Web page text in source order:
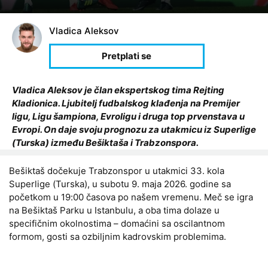
Vladica Aleksov
Vladica Aleksov je član ekspertskog tima Rejting
Kladionica. Ljubitelj fudbalskog klađenja na Premijer
ligu, Ligu šampiona, Evroligu i druga top prvenstava u
Evropi. On daje svoju prognozu za utakmicu iz Superlige
(Turska) između Bešiktaša i Trabzonspora.
Bešiktaš dočekuje Trabzonspor u utakmici 33. kola
Superlige (Turska), u subotu 9. maja 2026. godine sa
početkom u 19:00 časova po našem vremenu. Meč se igra
na Bešiktaš Parku u Istanbulu, a oba tima dolaze u
specifičnim okolnostima – domaćini sa oscilantnom
formom, gosti sa ozbiljnim kadrovskim problemima.